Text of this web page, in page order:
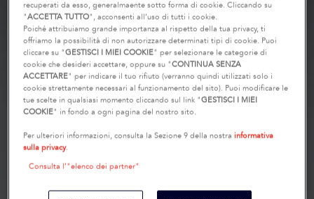
recuperati da esso, generalmaente sotto forma di cookie. Cliccando su
"ACCETTA TUTTO", acconsenti all’uso di tutti i cookie.
Poiché attribuiamo grande importanza al rispetto della tua privacy, ti
offriamo la possibilità di non autorizzare determinati tipi di cookie. Puoi
cliccare su "GESTISCI I MIEI COOKIE" per selezionare le categorie di
cookie che desideri accettare, oppure su "CONTINUA SENZA
ACCETTARE" per indicare il tuo rifiuto (verranno quindi utilizzati solo i
cookie strettamente necessari al funzionamento del sito). Puoi modificare le
tue scelte in qualsiasi momento cliccando sul link "GESTISCI I MIEI
COOKIE" in fondo a ogni pagina del nostro sito.
Per ulteriori informazioni, consulta la Sezione 9 della nostra informativa
sulla privacy.
Consulta l’"elenco dei partner"